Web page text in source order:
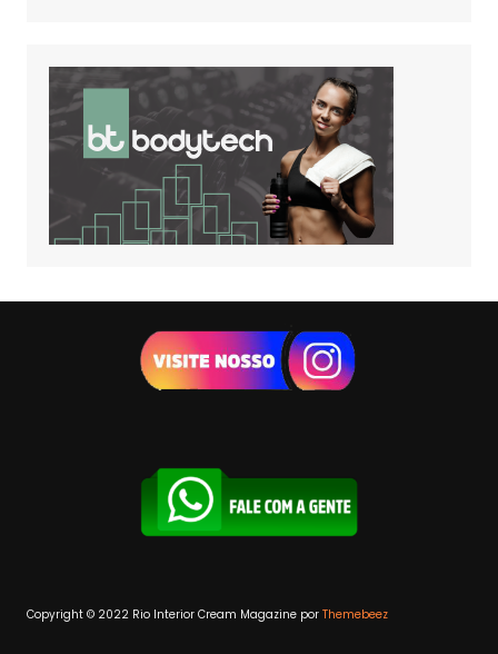
Copyright © 2022 Rio InteriorCream Magazine por Themebeez